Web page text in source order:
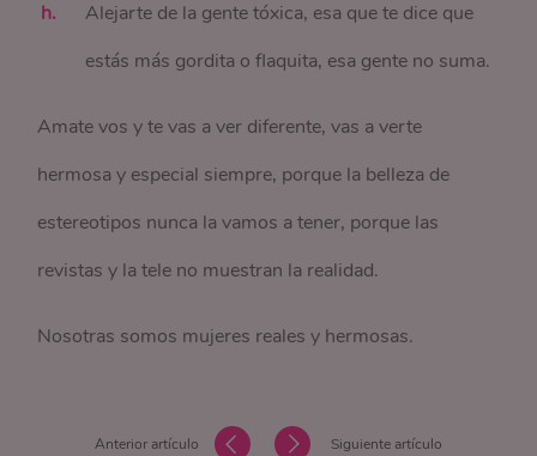
Alejarte de la gente tóxica, esa que te dice que
estás más gordita o flaquita, esa gente no suma.
Amate vos y te vas a ver diferente, vas a verte
hermosa y especial siempre, porque la belleza de
estereotipos nunca la vamos a tener, porque las
revistas y la tele no muestran la realidad.
Nosotras somos mujeres reales y hermosas.
Anterior artículo Siguiente artículo